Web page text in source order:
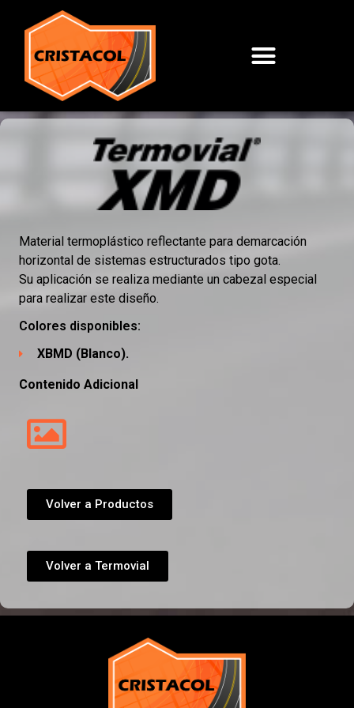
Material termoplástico reflectante para demarcación
horizontal de sistemas estructurados tipo gota.
Su aplicación se realiza mediante un cabezal especial
para realizar este diseño.
Colores disponibles:
XBMD (Blanco).
Contenido Adicional
Volver a Productos
Volver a Termovial